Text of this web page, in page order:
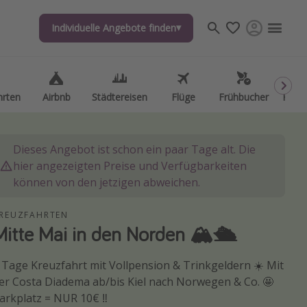
Individuelle Angebote finden
Airbnb Städtereisen Flüge Frühbucher
Individuelle Angebote finden
Airbnb Städtereisen Flüge Frühbucher
Dieses Angebot ist schon ein paar Tage alt. Die
hier angezeigten Preise und Verfügbarkeiten
können von den jetzigen abweichen.
Mai in den Norden 🏔️🛳️
Tage Kreuzfahrt mit Vollpension & Trinkgeldern ☀️ Mit
Costa Diadema ab/bis Kiel nach Norwegen & Co. 🤩
= NUR 10€ ‼️